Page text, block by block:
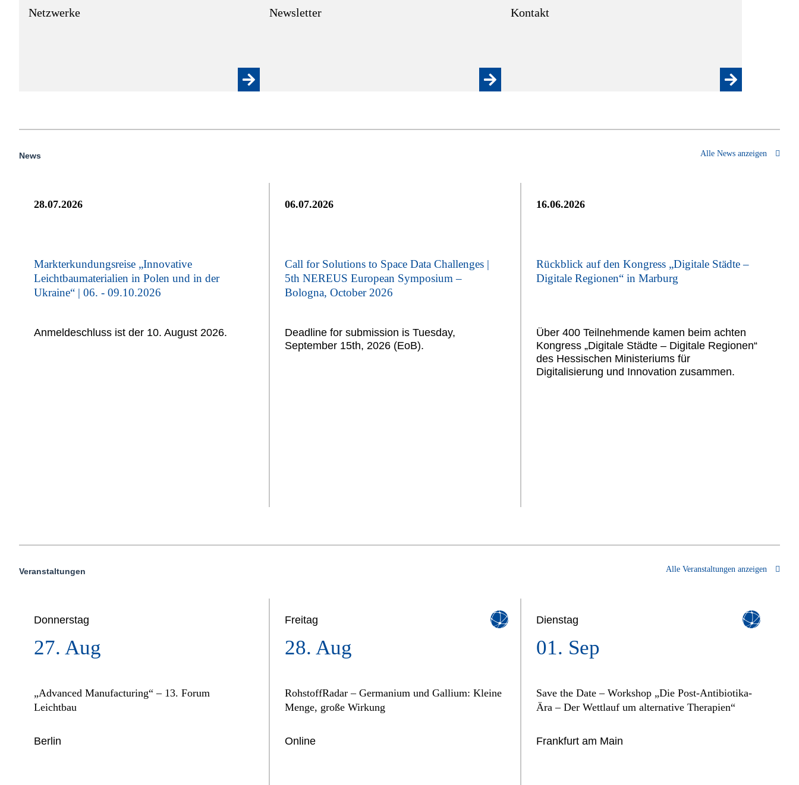
Netzwerke Newsletter Kontakt
News Alle News anzeigen
28.07.2026
Markterkundungsreise „Innovative
Leichtbaumaterialien in Polen und in der
Ukraine“ | 06. - 09.10.2026‌
Anmeldeschluss ist der 10. August 2026.
06.07.2026
Call for Solutions to Space Data Challenges |
5th NEREUS European Symposium –
Bologna, October 2026
Deadline for submission is Tuesday,
September 15th, 2026 (EoB).
16.06.2026
Rückblick auf den Kongress „Digitale Städte –
Digitale Regionen“ in Marburg
Über 400 Teilnehmende kamen beim achten
Kongress „Digitale Städte – Digitale Regionen“
des Hessischen Ministeriums für
Digitalisierung und Innovation zusammen.
Veranstaltungen Alle Veranstaltungen anzeigen
Donnerstag
27. Aug
„Advanced Manufacturing“ – 13. Forum
Leichtbau
Berlin
Freitag
28. Aug
RohstoffRadar – Germanium und Gallium: Kleine
Menge, große Wirkung
Online
Dienstag
01. Sep
Save the Date – Workshop „Die Post-Antibiotika-
Ära – Der Wettlauf um alternative Therapien“
Frankfurt am Main